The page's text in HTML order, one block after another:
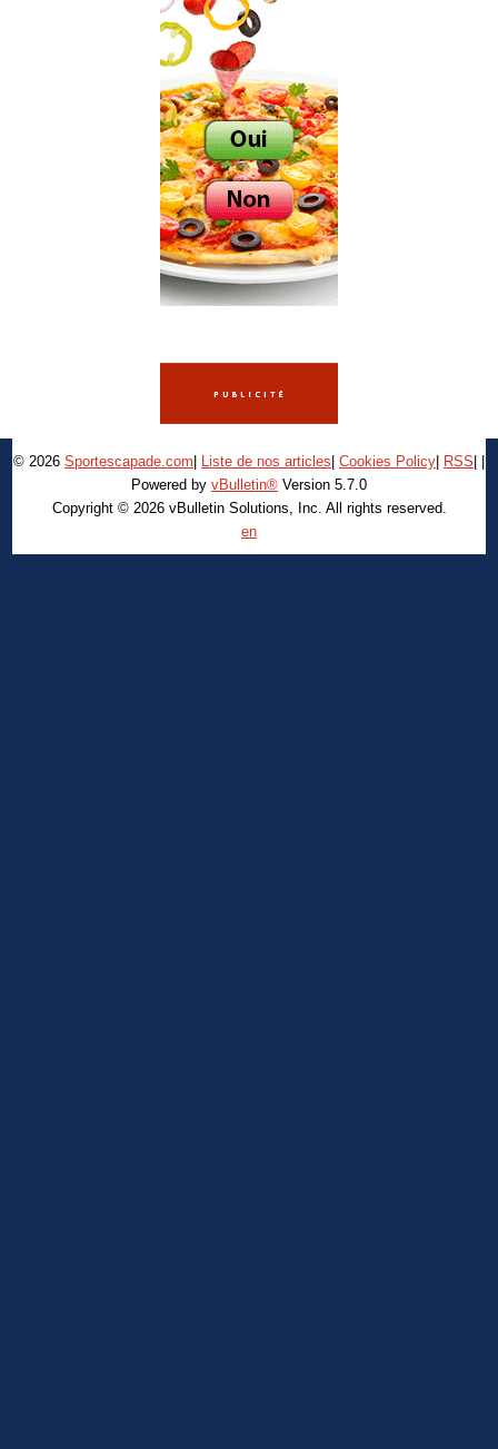
© 2026 Sportescapade.com Liste de nos articles Cookies Policy RSS
Powered by vBulletin® Version 5.7.0
Copyright © 2026 vBulletin Solutions, Inc. All rights reserved.
en